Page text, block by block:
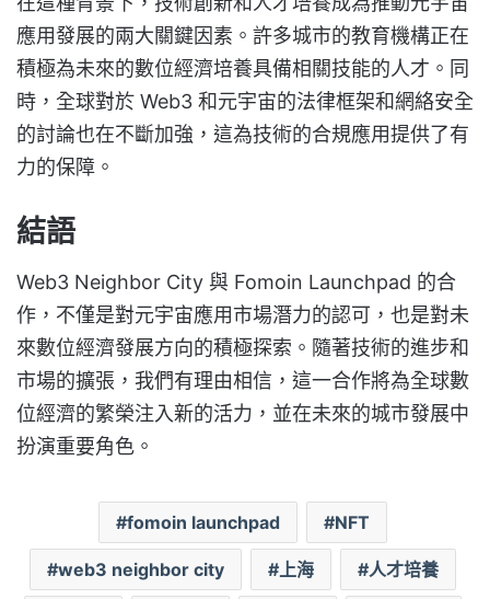
應用發展的兩大關鍵因素。許多城市的教育機構正在
積極為未來的數位經濟培養具備相關技能的人才。同
時，全球對於 Web3 和元宇宙的法律框架和網絡安全
的討論也在不斷加強，這為技術的合規應用提供了有
力的保障。
結語
Web3 Neighbor City 與 Fomoin Launchpad 的合
作，不僅是對元宇宙應用市場潛力的認可，也是對未
來數位經濟發展方向的積極探索。隨著技術的進步和
市場的擴張，我們有理由相信，這一合作將為全球數
位經濟的繁榮注入新的活力，並在未來的城市發展中
扮演重要角色。
fomoin launchpad NFT
web3 neighbor city 上海 人才培養